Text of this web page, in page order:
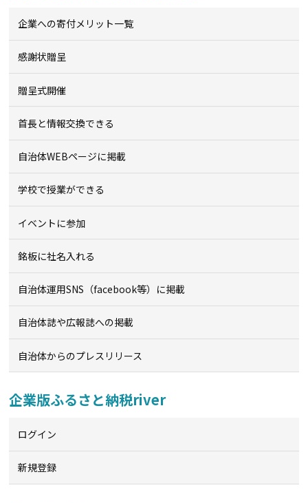
企業への寄付メリット一覧
感謝状贈呈
贈呈式開催
首長と情報交換できる
自治体WEBページに掲載
学校で授業ができる
イベントに参加
銘板に社名入れる
自治体運用SNS（facebook等）に掲載
自治体誌や広報誌への掲載
自治体からのプレスリリース
企業版ふるさと納税river
ログイン
新規登録